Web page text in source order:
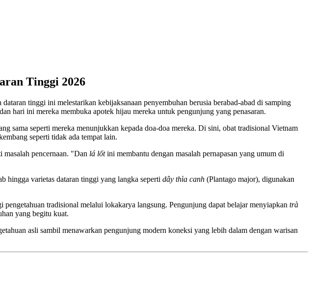
Tinggi 2026
tinggi ini melestarikan kebijaksanaan penyembuhan berusia berabad-abad di samping
hari ini mereka membuka apotek hijau mereka untuk pengunjung yang penasaran.
sama seperti mereka menunjukkan kepada doa-doa mereka. Di sini, obat tradisional Vietnam
seperti tidak ada tempat lain.
pencernaan. "Dan lá lốtini membantu dengan masalah pernapasan yang umum di
hingga varietas dataran tinggi yang langka seperti dây thìa canh (Plantago major), digunakan
pengetahuan tradisional melalui lokakarya langsung. Pengunjung dapat belajar menyiapkan trà
yang begitu kuat.
asli sambil menawarkan pengunjung modern koneksi yang lebih dalam dengan warisan